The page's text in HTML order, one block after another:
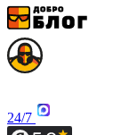
24/7